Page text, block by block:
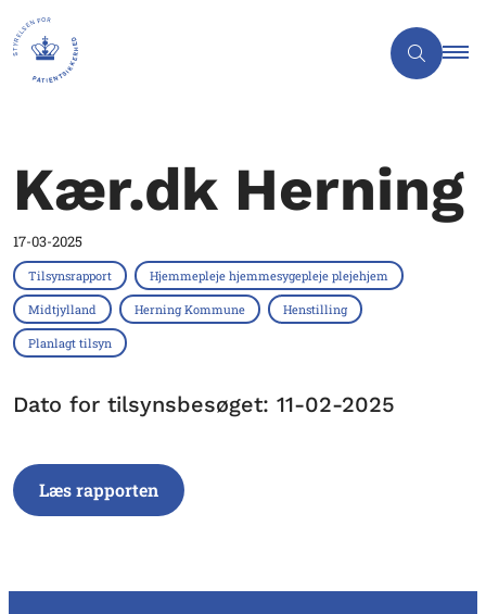
Kær.dk Herning
17-03-2025
Tilsynsrapport Hjemmepleje hjemmesygepleje plejehjem
Midtjylland Herning Kommune Henstilling
Planlagt tilsyn
Dato for tilsynsbesøget: 11-02-2025
Læs rapporten